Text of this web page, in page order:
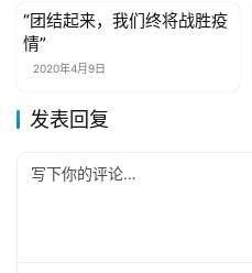
联
系
我
母婴亲子
“团结起来，我们终将战胜疫
情”
2020年4月9日
发表回复